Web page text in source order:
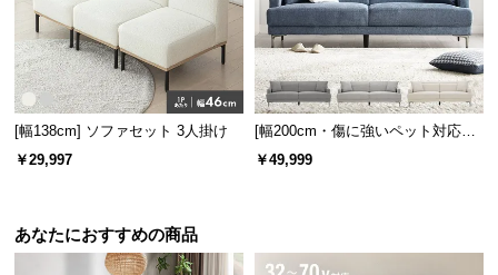
[幅138cm] ソファセット 3人掛け
￥29,997
[幅200cm・傷に強いペット対応生
地も] 3人掛けストレートソファ ご
￥49,999
あなたにおすすめの商品